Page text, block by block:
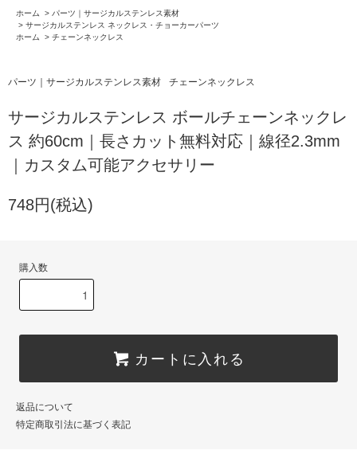
ホーム > パーツ｜サージカルステンレス素材
> サージカルステンレス ネックレス・チョーカーパーツ
ホーム
> チェーンネックレス
パーツ｜サージカルステンレス素材 チェーンネックレス
サージカルステンレス ボールチェーンネックレ
ス 約60cm｜長さカット無料対応｜線径2.3mm
｜カスタム可能アクセサリー
748円(税込)
購入数
カートに入れる
返品について
特定商取引法に基づく表記